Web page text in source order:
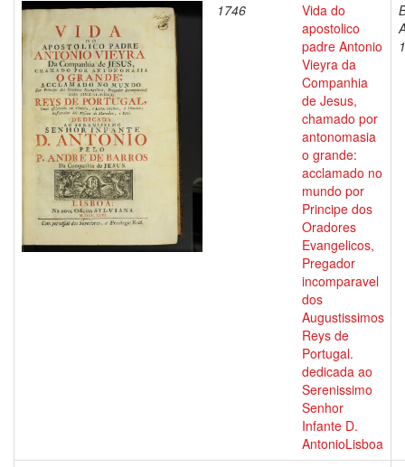
1746
Vida do
apostolico
padre Antonio
Vieyra da
Companhia
de Jesus,
chamado por
antonomasia
o grande:
acclamado no
mundo por
Principe dos
Oradores
Evangelicos,
Pregador
incomparavel
dos
Augustissimos
Reys de
Portugal.
dedicada ao
Serenissimo
Senhor
Infante D.
AntonioLisboa